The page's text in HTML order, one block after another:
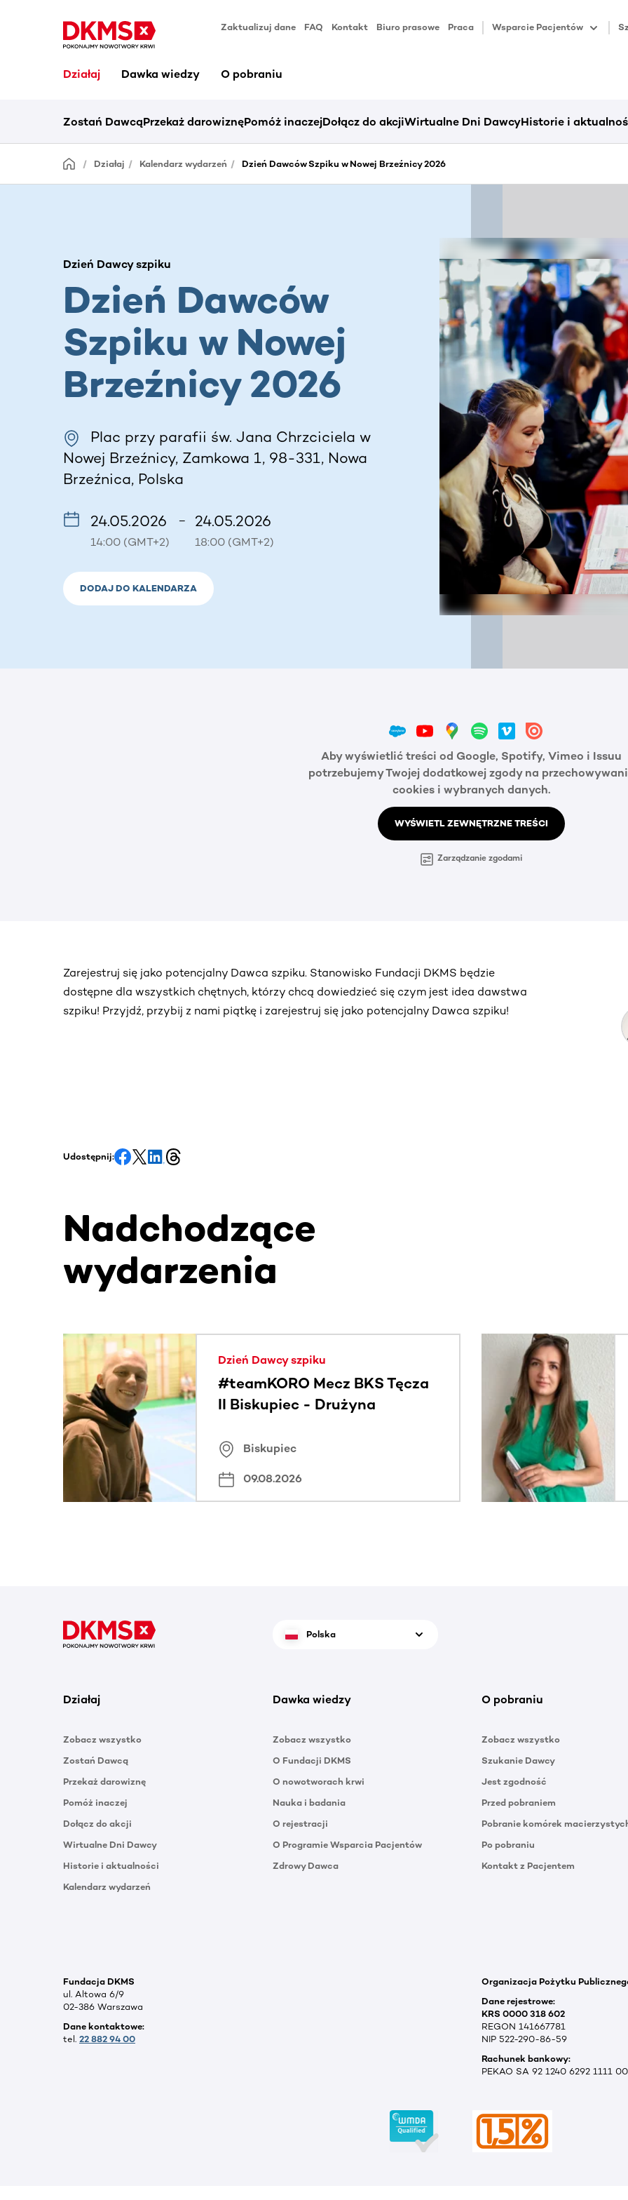
Zaktualizuj dane FAQ Kontakt Biuro prasowe Praca Wsparcie Pacjentów
Działaj Dawka wiedzy O pobraniu
Zostań DawcąPrzekaż darowiznęPomóż inaczejDołącz do akcjiWirtualne Dni DawcyHistorie i
Działaj Kalendarz wydarzeń Dzień Dawców Szpiku w Nowej Brzeźnicy 2026
Dzień Dawcy szpiku
Dzień Dawców
Szpiku w Nowej
Brzeźnicy 2026
Plac przy parafii św. Jana Chrzciciela w
Nowej Brzeźnicy, Zamkowa 1, 98-331, Nowa
Brzeźnica, Polska
24.05.2026
14:00 (GMT+2)
– 24.05.2026
18:00 (GMT+2)
DODAJ DO KALENDARZA
Aby wyświetlić treści od Google, Spotify, Vimeo i Issuu
potrzebujemy Twojej dodatkowej zgody na
cookies i wybranych danych.
WYŚWIETL ZEWNĘTRZNE TREŚCI
Zarządzanie zgodami
Zarejestruj się jako potencjalny Dawca szpiku. Stanowisko Fundacji DKMS będzie
dostępne dla wszystkich chętnych, którzy chcą dowiedzieć się czym jest idea dawstwa
szpiku! Przyjdź, przybij z nami piątkę i zarejestruj się jako potencjalny Dawca szpiku!
Udostępnij:
Nadchodzące
wydarzenia
Ta sekcja zawiera treści przewijane w poziomie. Użyj klawisza Tab lub przesuń palcem, aby zobaczyć
Dzień Dawcy szpiku
#teamKORO Mecz BKS Tęcza
II Biskupiec - Drużyna
Biskupiec
09.08.2026
Polska
Działaj
Zobacz wszystko
Zostań Dawcą
Przekaż darowiznę
Pomóż inaczej
Dołącz do akcji
Wirtualne Dni Dawcy
Historie i aktualności
Kalendarz wydarzeń
Dawka wiedzy
Zobacz wszystko
O Fundacji DKMS
O nowotworach krwi
Nauka i badania
O rejestracji
O Programie Wsparcia Pacjentów
Zdrowy Dawca
O pobraniu
Zobacz wszystko
Szukanie Dawcy
Jest zgodność
Przed pobraniem
Pobranie komórek
Po pobraniu
Kontakt z Pacjentem
Fundacja DKMS
ul. Altowa 6/9
02-386 Warszawa
Dane kontaktowe:
tel. 22 882 94 00
Organizacja Pożytku
Dane rejestrowe:
KRS 0000 318 602
REGON 141667781
NIP 522-290-86-59
Rachunek bankowy:
PEKAO SA 92 1240 6292 1111